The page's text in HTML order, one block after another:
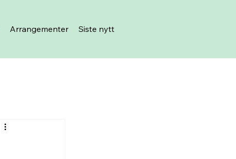
Arrangementer Siste nytt